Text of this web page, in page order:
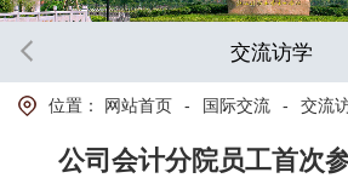
交流访学
位置： 网站首页 - 国际交流 - 交流
公司会计分院员工首次